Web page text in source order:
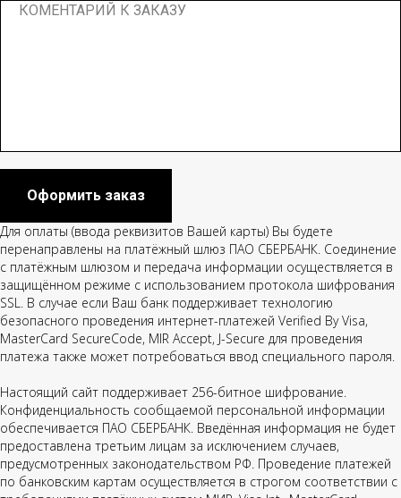
Оформить заказ
Для оплаты (ввода реквизитов Вашей карты) Вы будете
перенаправлены на платёжный шлюз ПАО СБЕРБАНК. Соединение
с платёжным шлюзом и передача информации осуществляется в
защищённом режиме с использованием протокола шифрования
SSL. В случае если Ваш банк поддерживает технологию
безопасного проведения интернет-платежей Verified By Visa,
MasterCard SecureCode, MIR Accept, J-Secure для проведения
платежа также может потребоваться ввод специального пароля.
Настоящий сайт поддерживает 256-битное шифрование.
Конфиденциальность сообщаемой персональной информации
обеспечивается ПАО СБЕРБАНК. Введённая информация не будет
предоставлена третьим лицам за исключением случаев,
предусмотренных законодательством РФ. Проведение платежей
по банковским картам осуществляется в строгом соответствии с